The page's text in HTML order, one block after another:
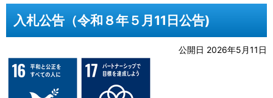
入札公告（令和８年５月11日公告)
公開日 2026年5月11日